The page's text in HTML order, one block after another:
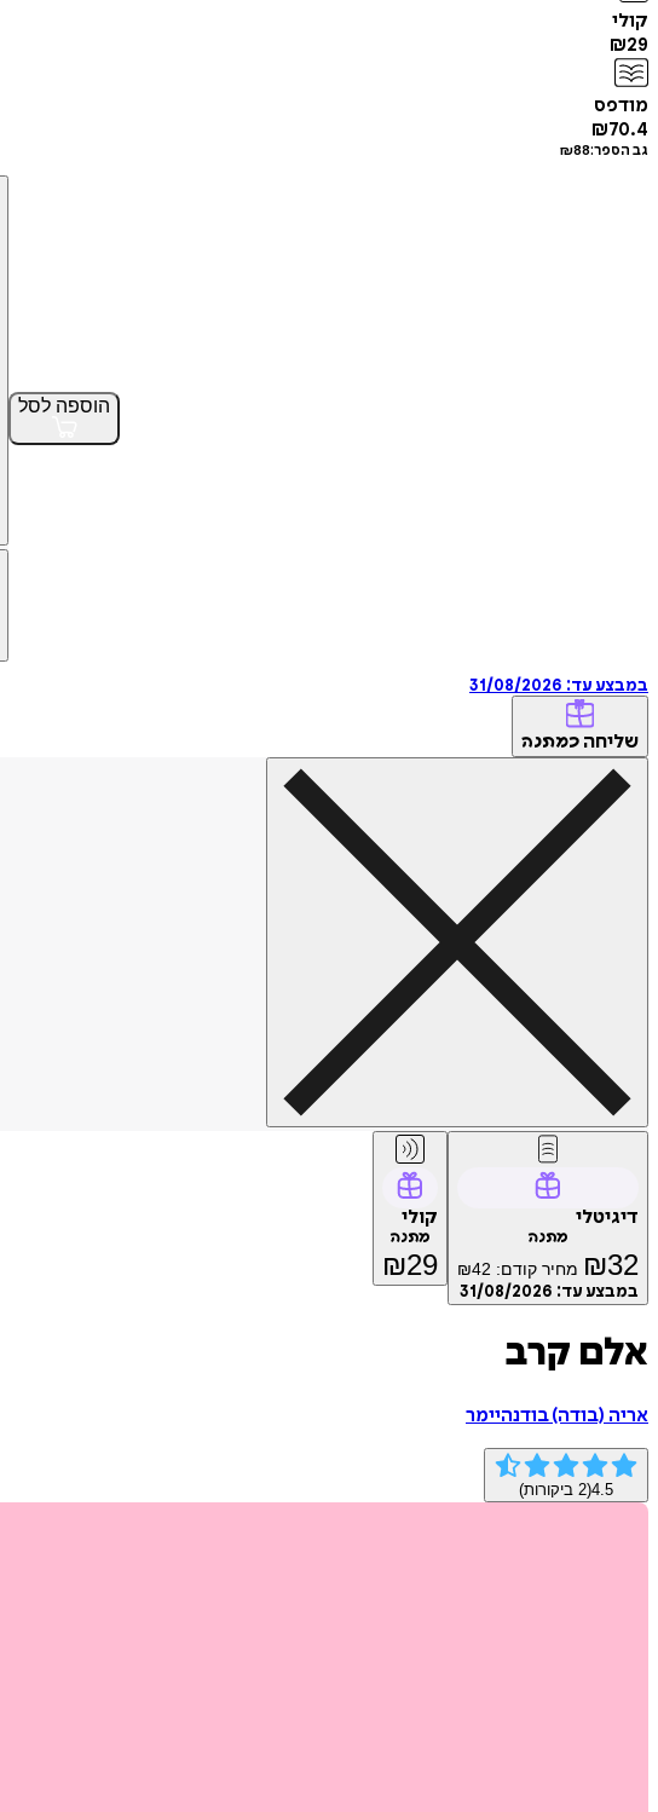
קולי
₪29
מודפס
₪70.4
גב הספר: ₪88
הוספה לסל
במבצע עד: 31/08/2026
שליחה כמתנה
דיגיטלי
מתנה
₪32 מחיר קודם: ₪42
במבצע עד: 31/08/2026
קולי
מתנה
₪29
אלם קרב
אריה (בודה) בודנהיימר
4.5
(
2 ביקורות)